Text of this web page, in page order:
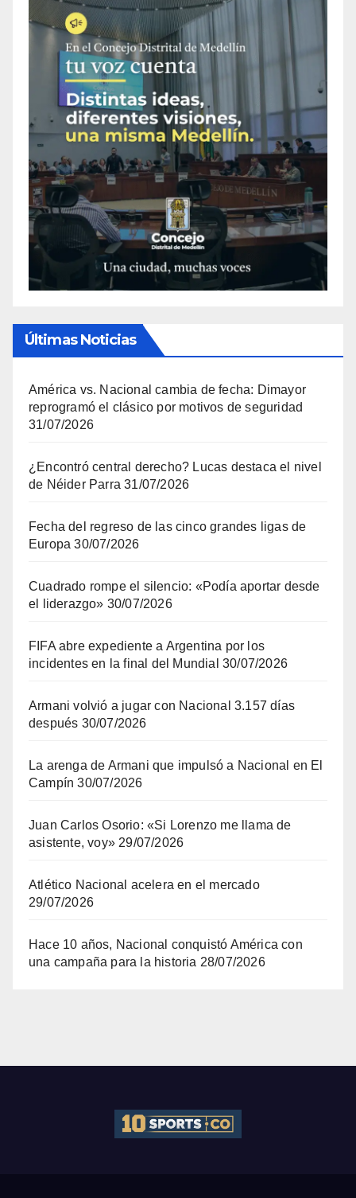
Últimas Noticias
América vs. Nacional cambia de fecha: Dimayor
reprogramó el clásico por motivos de seguridad
31/07/2026
¿Encontró central derecho? Lucas destaca el nivel
de Néider Parra 31/07/2026
Fecha del regreso de las cinco grandes ligas de
Europa 30/07/2026
Cuadrado rompe el silencio: «Podía aportar desde
el liderazgo» 30/07/2026
FIFA abre expediente a Argentina por los
incidentes en la final del Mundial 30/07/2026
Armani volvió a jugar con Nacional 3.157 días
después 30/07/2026
La arenga de Armani que impulsó a Nacional en El
Campín 30/07/2026
Juan Carlos Osorio: «Si Lorenzo me llama de
asistente, voy» 29/07/2026
Atlético Nacional acelera en el mercado
29/07/2026
Hace 10 años, Nacional conquistó América con
una campaña para la historia 28/07/2026